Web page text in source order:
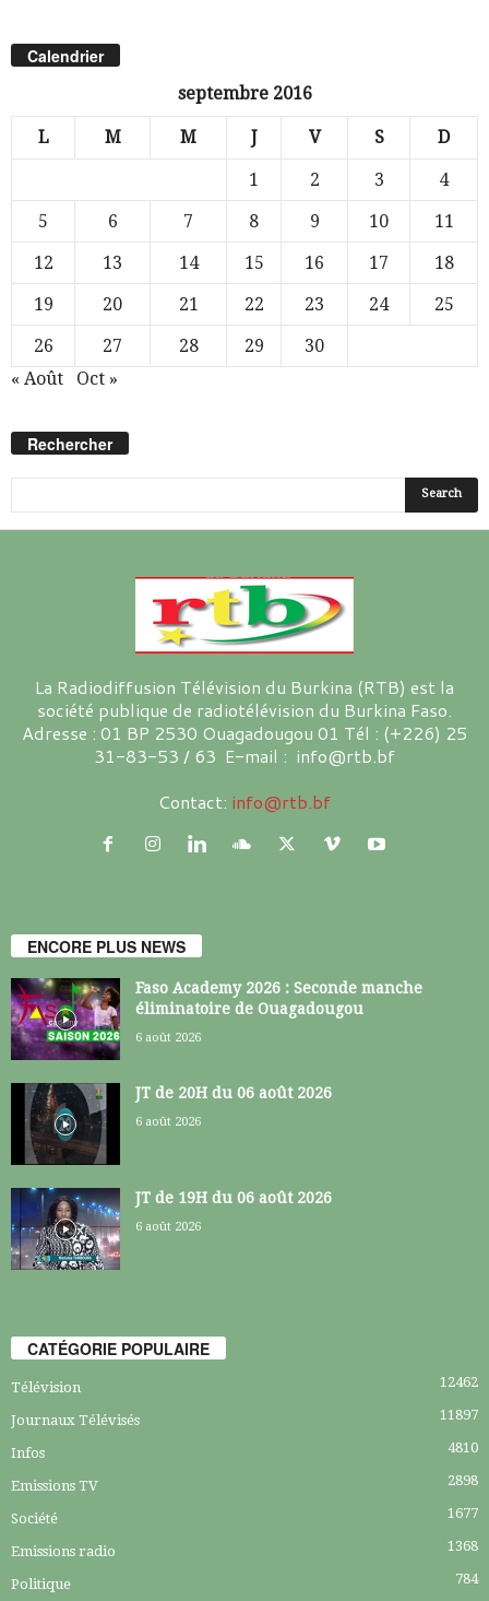
Calendrier
septembre 2016
L M M J V S D
1 2 3
4
5
6 7 8 9 10
11
12
13 14 15 16 17
18
19
20 21 22 23 24
25
26
27 28 29
30
« Août
Oct »
Rechercher
La Radiodiffusion Télévision du Burkina (RTB) est la
société publique de radiotélévision du Burkina Faso.
Adresse : 01 BP 2530 Ouagadougou 01 Tél : (+226) 25
31-83-53 / 63 E-mail : info@rtb.bf
Contact: info@rtb.bf
ENCORE PLUS NEWS
Faso Academy 2026 : Seconde manche
éliminatoire de Ouagadougou
6 août 2026
JT de 20H du 06 août 2026
6 août 2026
JT de 19H du 06 août 2026
6 août 2026
CATÉGORIE POPULAIRE
Télévision 12462
Journaux Télévisés 11897
Infos 4810
Emissions TV 2898
Société 1677
Emissions radio 1368
Politique 784